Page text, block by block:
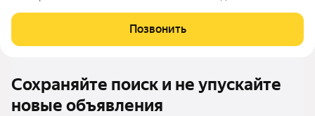
без перепланировки и долгов. Ремонт выполнен из хороших
импортных материалов.
Позвонить
Сохраняйте поиск и не упускайте
новые объявления